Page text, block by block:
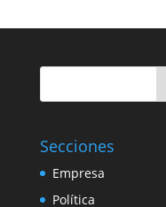
Secciones
Empresa
Política